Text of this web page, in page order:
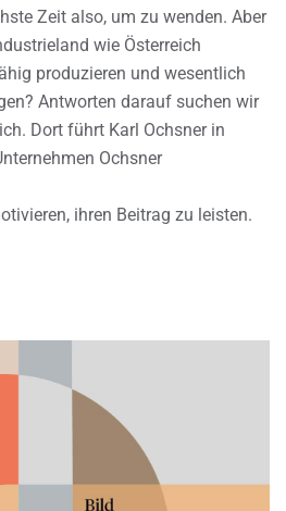
Zeit also, um zu wenden. Aber
wie Österreich
produzieren und wesentlich
Antworten darauf suchen wir
Dort führt Karl Ochsner in
Ochsner
ihren Beitrag zu leisten.